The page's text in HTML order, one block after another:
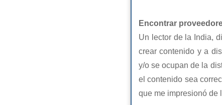
Encontrar
Un lector de la India,
crear contenido y a
y/o se ocupan de la
el contenido sea
que me impresionó de